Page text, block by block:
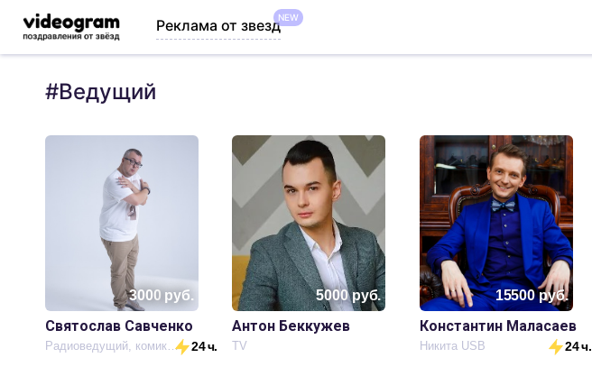
Реклама от звездNEW
#Ведущий
3000 руб.
Святослав Савченко
Радиоведущий, комик, блогер. 24 ч.
5000руб.
Антон Беккужев
TV
15500руб.
Константин Маласаев
Никита USB 24 ч.